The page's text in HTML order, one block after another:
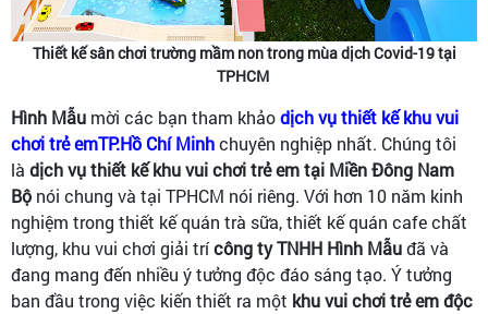
Thiết kế sân chơi trường mầm non trong mùa dịch Covid-19 tại
TPHCM
Hình Mẫu mời các bạn tham khảodịch vụ thiết kế khu vui
chơi trẻ emTP.Hồ Chí Minhchuyên nghiệp nhất. Chúng tôi
là dịch vụ thiết kế khu vui chơi trẻ em tại Miền Đông Nam
Bộ nói chung và tại TPHCM nói riêng. Với hơn 10 năm kinh
nghiệm trong thiết kế quán trà sữa, thiết kế quán cafe chất
lượng, khu vui chơi giải trícông ty TNHH Hình Mẫuđã và
đang mang đến nhiều ý tưởng độc đáo sáng tạo. Ý tưởng
ban đầu trong việc kiến thiết ra một khu vui chơi trẻ em độc